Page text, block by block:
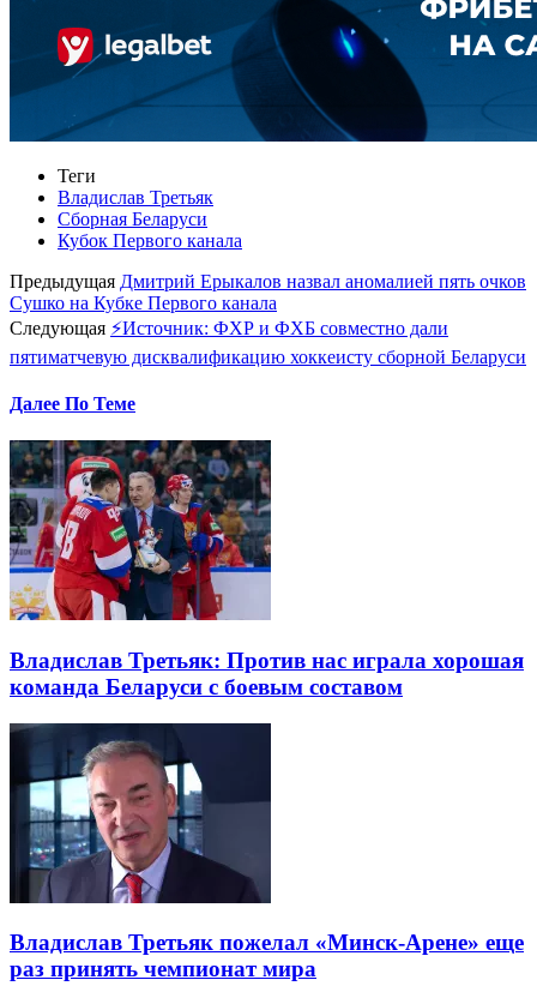
Теги
Владислав Третьяк
Сборная Беларуси
Кубок Первого канала
Предыдущая Дмитрий Ерыкалов назвал аномалией пять очков
Сушко на Кубке Первого канала
Следующая ⚡Источник: ФХР и ФХБ совместно дали
пятиматчевую дисквалификацию хоккеисту сборной Беларуси
Далее По Теме
Владислав Третьяк: Против нас играла хорошая
команда Беларуси с боевым составом
Владислав Третьяк пожелал «Минск-Арене» еще
раз принять чемпионат мира